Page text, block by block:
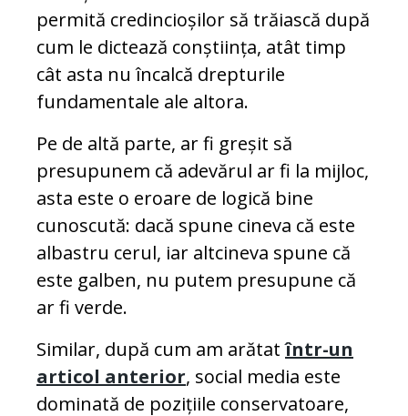
permită credincioșilor să trăiască după
cum le dictează conștiința, atât timp
cât asta nu încalcă drepturile
fundamentale ale altora.
Pe de altă parte, ar fi greșit să
presupunem că adevărul ar fi la mijloc,
asta este o eroare de logică bine
cunoscută: dacă spune cineva că este
albastru cerul, iar altcineva spune că
este galben, nu putem presupune că
ar fi verde.
Similar, după cum am arătatîntr-un
articol anterior, social media este
dominată de pozițiile conservatoare,